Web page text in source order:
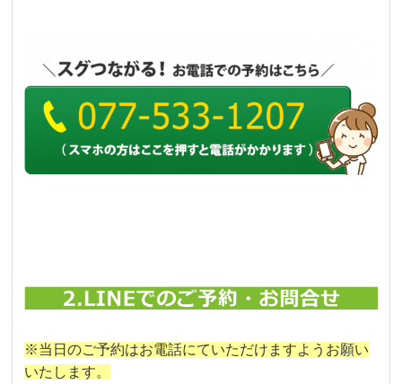
※当日のご予約はお電話にていただけますようお願い
いたします。